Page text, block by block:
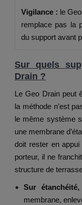
Vigilance : le
remplace pas la
du support avant
Sur quels
Drain ?
Le Geo Drain peut
la méthode n’est
le même système
une membrane
doit rester en
porteur, il ne
structure de
Sur
membrane,